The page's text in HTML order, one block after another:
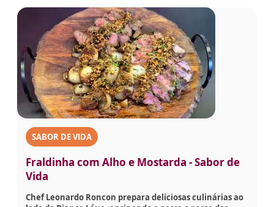
SABOR DE VIDA
Fraldinha com Alho e Mostarda - Sabor de
Vida
Chef Leonardo Roncon prepara deliciosas culinárias ao